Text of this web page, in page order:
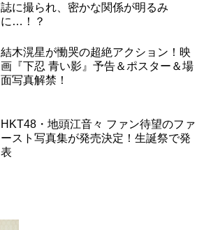
誌に撮られ、密かな関係が明るみ
に…！？
結木滉星が慟哭の超絶アクション！映
画『下忍 青い影』予告＆ポスター＆場
面写真解禁！
HKT48・地頭江音々 ファン待望のファ
ースト写真集が発売決定！生誕祭で発
表